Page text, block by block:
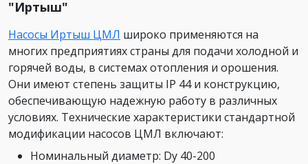
"Иртыш"
Насосы Иртыш ЦМЛ широко применяются на
многих предприятиях страны для подачи холодной и
горячей воды, в системах отопления и орошения.
Они имеют степень защиты IP 44 и конструкцию,
обеспечивающую надежную работу в различных
условиях. Технические характеристики стандартной
модификации насосов ЦМЛ включают:
Номинальный диаметр: Dy 40-200